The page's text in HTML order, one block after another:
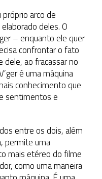
arco de
deles. O
– enquanto ele quer
confrontar o fato
ao fracassar no
é uma máquina
conhecimento que
sentimentos e
entre os dois, além
permite uma
mais etéreo do filme
como uma maneira